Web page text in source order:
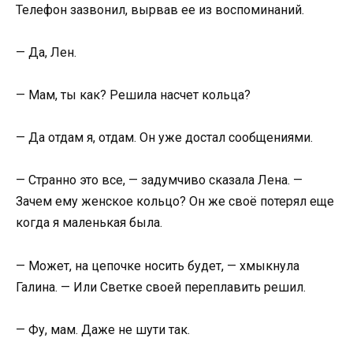
Телефон зазвонил, вырвав ее из воспоминаний.
— Да, Лен.
— Мам, ты как? Решила насчет кольца?
— Да отдам я, отдам. Он уже достал сообщениями.
— Странно это все, — задумчиво сказала Лена. —
Зачем ему женское кольцо? Он же своё потерял еще
когда я маленькая была.
— Может, на цепочке носить будет, — хмыкнула
Галина. — Или Светке своей переплавить решил.
— Фу, мам. Даже не шути так.